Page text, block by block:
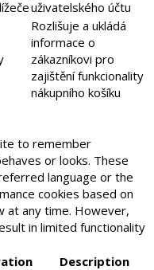
uživatelského účtu
Rozlišuje a ukládá
informace o
zákazníkovi pro
zajištění funkcionality
nákupního košíku
to remember
or looks. These
language or the
cookies based on
at any time. However,
in limited functionality
Description